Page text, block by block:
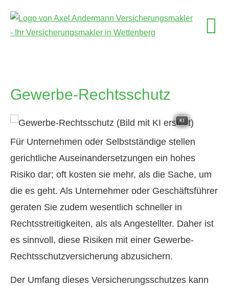
Gewerbe-Rechtsschutz
KI
Für Unternehmen oder Selbstständige stellen
gerichtliche Auseinandersetzungen ein hohes
Risiko dar; oft kosten sie mehr, als die Sache, um
die es geht. Als Unternehmer oder Geschäftsführer
geraten Sie zudem wesentlich schneller in
Rechtsstreitigkeiten, als als Angestellter. Daher ist
es sinnvoll, diese Risiken mit einer Gewerbe-
Rechts­schutz­ver­si­che­rung abzusichern.
Der Umfang dieses Versicherungsschutzes kann